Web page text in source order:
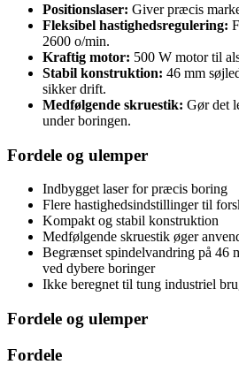
Positionslaser: Giver præcis
Fleksibel hastighedsregulering:
2600 o/min.
Kraftig motor: 500 W motor til
Stabil konstruktion: 46 mm
sikker drift.
Medfølgende skruestik: Gør det
under boringen.
Fordele og ulemper
Indbygget laser for præcis boring
Flere hastighedsindstillinger til
Kompakt og stabil konstruktion
Medfølgende skruestik øger
Begrænset spindelvandring på 46
ved dybere boringer
Ikke beregnet til tung industriel
Fordele og ulemper
Fordele